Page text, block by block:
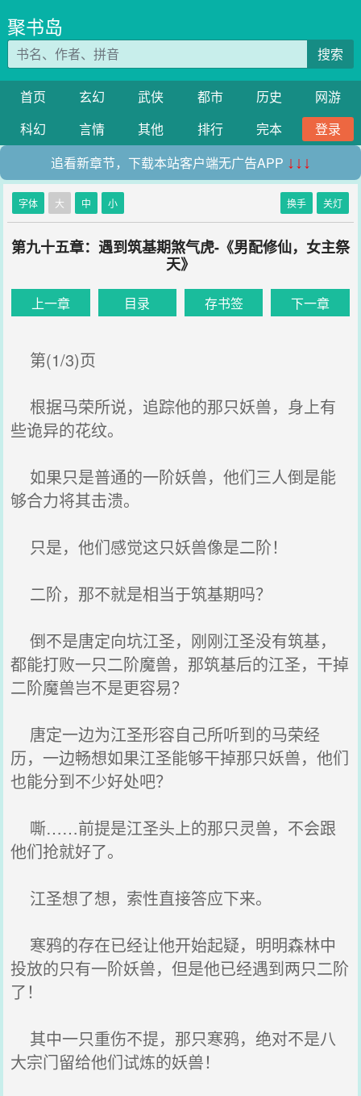
聚书岛
搜索
首页 玄幻 武侠 都市 历史
网游
科幻
言情 其他 排行 完本
登录
追看新章节，下载本站客户端无广告APP ↓↓↓
字体 大 中 小 换手 关灯
第九十五章：遇到筑基期煞气虎-《男配修仙，女主祭
天》
上一章 目录 存书签 下一章
第(1/3)页
根据马荣所说，追踪他的那只妖兽，身上有
些诡异的花纹。
如果只是普通的一阶妖兽，他们三人倒是能
够合力将其击溃。
只是，他们感觉这只妖兽像是二阶！
二阶，那不就是相当于筑基期吗？
倒不是唐定向坑江圣，刚刚江圣没有筑基，
都能打败一只二阶魔兽，那筑基后的江圣，干掉
二阶魔兽岂不是更容易？
唐定一边为江圣形容自己所听到的马荣经
历，一边畅想如果江圣能够干掉那只妖兽，他们
也能分到不少好处吧？
嘶……前提是江圣头上的那只灵兽，不会跟
他们抢就好了。
江圣想了想，索性直接答应下来。
寒鸦的存在已经让他开始起疑，明明森林中
投放的只有一阶妖兽，但是他已经遇到两只二阶
了！
其中一只重伤不提，那只寒鸦，绝对不是八
大宗门留给他们试炼的妖兽！